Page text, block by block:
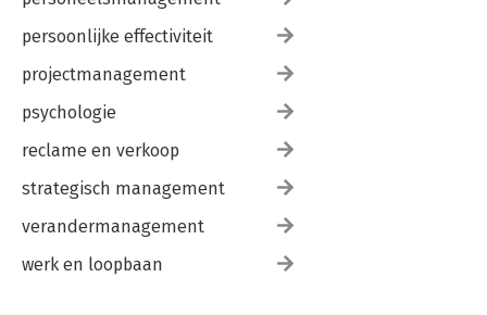
persoonlijke effectiviteit
projectmanagement
psychologie
reclame en verkoop
strategisch management
verandermanagement
werk en loopbaan